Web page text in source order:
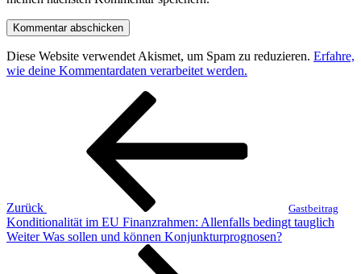
Diese Website verwendet Akismet, um Spam zu reduzieren. Erfahre,
wie deine Kommentardaten verarbeitet werden.
Beitragsnavigation
Zurück Gastbeitrag
Konditionalität im EU Finanzrahmen: Allenfalls bedingt tauglich
Nächster
Weiter Was sollen und können Konjunkturprognosen?